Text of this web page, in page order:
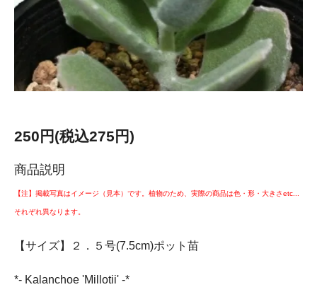
250円(税込275円)
商品説明
【注】掲載写真はイメージ（見本）です。植物のため、実際の商品は色・形・大きさetc...
それぞれ異なります。
【サイズ】２．５号(7.5cm)ポット苗
*- Kalanchoe 'Millotii' -*